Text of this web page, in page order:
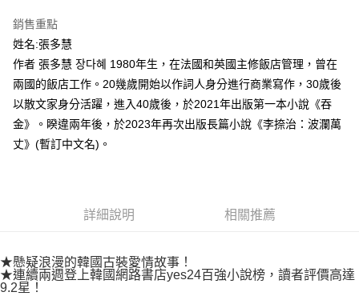
※ 請注意：結帳手續完成當下不需立刻繳費，但若您需要取消訂單，請聯絡
購買商品的店家。未經商家同意取消之訂單仍視為有效，需透過AFTEE先享
後付繳納相關費用。
※ 交易是否成功請以「AFTEE先享後付 」之結帳頁面顯示為準，若有關於
是否繳費成功／繳費後需取消欲退款等相關疑問，請聯繫「AFTEE先享後付
【注意事項】
１．透過由恩沛科技股份有限公司提供之「AFTEE先享後付」服務完成之交
易，需依本服務之必要範圍內提供個人資料，並將交易相關給付款項請求債
３．未成年的使用者請事先徵得法定代理人或監護人之同意方可使用
「AFTEE先享後付」，若未經同意申辦者引起之損失，本公司不負相關責
時審查核予不同之上限額度；若仍有額度不足之情形，本公司將視審查結果
請求用戶進行身份認證。
５．嚴禁一人註冊多個帳號或使用他人資訊註冊。若發現惡意使用之情形，
每筆NT$80，滿NT$500(含以上)免運費
付款後萊爾富取貨
每筆NT$80，滿NT$500(含以上)免運費
7-11取貨付款
每筆NT$80，滿NT$500(含以上)免運費
國家/地區配送 查看運費
銷售重點
姓名:張多慧
作者 張多慧 장다혜 1980年生，在法國和英國主修飯店管理，曾在
兩國的飯店工作。20幾歲開始以作詞人身分進行商業寫作，30歲後
以散文家身分活躍，進入40歲後，於2021年出版第一本小說《吞
金》。睽違兩年後，於2023年再次出版長篇小說《李捺治：波瀾萬
丈》(暫訂中文名)。
詳細說明 相關推薦
★懸疑浪漫的韓國古裝愛情故事！
★連續兩週登上韓國網路書店yes24百強小說榜，讀者評價高達
9.2星！